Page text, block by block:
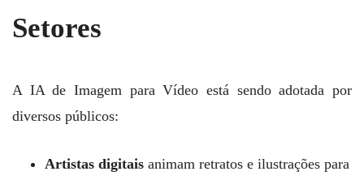
Setores
A IA de Imagem para Vídeo está sendo adotada por
diversos públicos:
Artistas digitais animam retratos e ilustrações para